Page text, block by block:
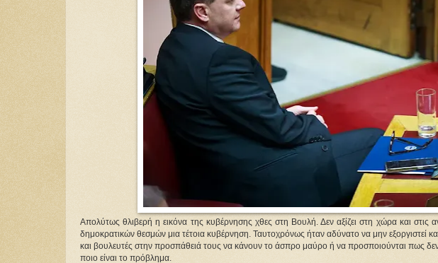
Απολύτως θλιβερή η εικόνα της κυβέρνησης χθες στη Βουλή. Δεν αξίζει στη χώρα και στις
δημοκρατικών θεσμών μια τέτοια κυβέρνηση. Ταυτοχρόνως ήταν αδύνατο να μην εξοργιστεί
και βουλευτές στην προσπάθειά τους να κάνουν το άσπρο μαύρο ή να προσποιούνται πως δεν
ποιο είναι το πρόβλημα.